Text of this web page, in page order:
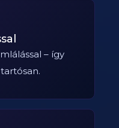
– így